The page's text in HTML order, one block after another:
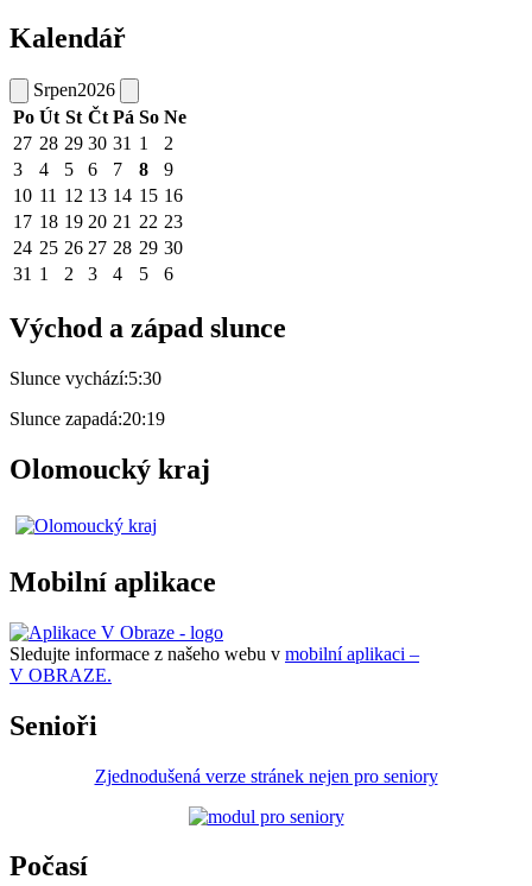
Kalendář
Srpen2026
Po Út St Čt Pá So Ne
27 28 29 30 31 1
2
3
4 5 6 7 8
9
10 11 12 13 14 15 16
17 18 19 20 21 22 23
24 25 26 27 28 29 30
31 1 2 3 4 5 6
Východ a západ slunce
Slunce vychází:5:30
Slunce zapadá:20:19
Olomoucký kraj
Mobilní aplikace
Sledujte informace z našeho webu v mobilní aplikaci –
V OBRAZE.
Senioři
Zjednodušená verze stránek nejen pro seniory
Počasí